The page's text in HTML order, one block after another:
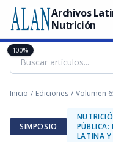
Archivos
Nutrición
Inicio / Ediciones / Volumen
SIMPOSIO
PÚBLICA:
LATINA Y
100%